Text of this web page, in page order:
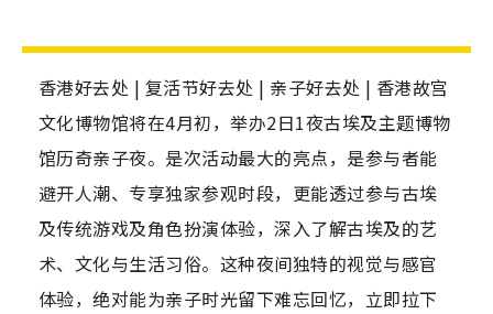
香港好去处 | 复活节好去处 | 亲子好去处 | 香港故宫
文化博物馆将在4月初，举办2日1夜古埃及主题博物
馆历奇亲子夜。是次活动最大的亮点，是参与者能
避开人潮、专享独家参观时段，更能透过参与古埃
及传统游戏及角色扮演体验，深入了解古埃及的艺
术、文化与生活习俗。这种夜间独特的视觉与感官
体验，绝对能为亲子时光留下难忘回忆，立即拉下